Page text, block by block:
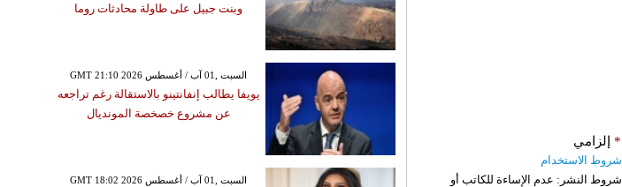
إلزامي *
شروط الاستخدام
شروط النشر: عدم الإساءة للكاتب أو
وبنت جبيل على طاولة محادثات روما
GMT 21:10 2026 السبت ,01 آب / أغسطس
يويفا يطالب إنفانتينو بالاستقالة رغم تراجعه
عن مشروع خصخصة المونديال
GMT 18:02 2026 السبت ,01 آب / أغسطس